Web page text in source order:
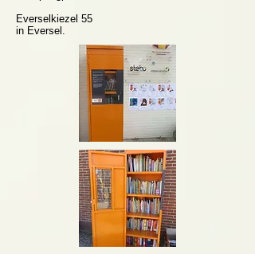
Everselkiezel 55
in Eversel.